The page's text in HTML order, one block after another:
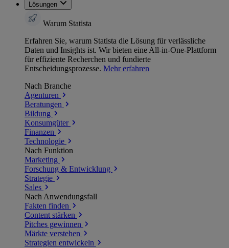
Lösungen
Warum Statista
Erfahren Sie, warum Statista die Lösung für verlässliche
Daten und Insights ist. Wir bieten eine All-in-One-Plattform
für effiziente Recherchen und fundierte
Entscheidungsprozesse. Mehr erfahren
Nach Branche
Agenturen
Beratungen
Bildung
Konsumgüter
Finanzen
Technologie
Nach Funktion
Marketing
Forschung & Entwicklung
Strategie
Sales
Nach Anwendungsfall
Fakten finden
Content stärken
Pitches gewinnen
Märkte verstehen
Strategien entwickeln